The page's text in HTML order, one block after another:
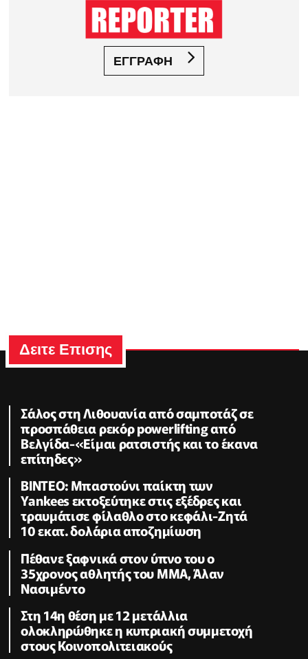
ΕΓΓΡΑΦΗ
Δειτε Επισης
Σάλος στη Λιθουανία από σαμποτάζ σε
προσπάθεια ρεκόρ powerlifting από
Βελγίδα-«Είμαι ρατσιστής και το έκανα
επίτηδες»
ΒΙΝΤΕΟ: Μπαστούνι παίκτη των
Yankees εκτοξεύτηκε στις εξέδρες και
τραυμάτισε φίλαθλο στο κεφάλι-Ζητά
10 εκατ. δολάρια αποζημίωση
Πέθανε ξαφνικά στον ύπνο του ο
35χρονος αθλητής του ΜΜΑ, Άλαν
Νασιμέντο
Στη 14η θέση με 12 μετάλλια
ολοκληρώθηκε η κυπριακή συμμετοχή
στους Κοινοπολιτειακούς